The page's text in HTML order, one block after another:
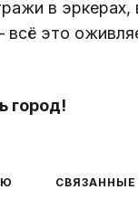
в
это
город!
СВЯЗАННЫЕ